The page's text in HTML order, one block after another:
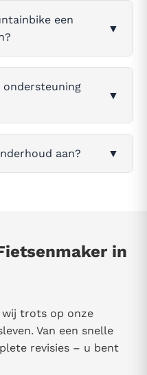
een
▼
▼
aan? ▼
in
wij trots op onze
Van een snelle
revisies – u bent